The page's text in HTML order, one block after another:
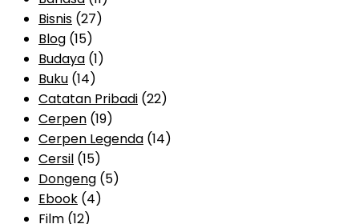
Bisnis (27)
Blog (15)
Budaya (1)
Buku (14)
Catatan Pribadi (22)
Cerpen (19)
Cerpen Legenda (14)
Cersil (15)
Dongeng (5)
Ebook (4)
Film (12)